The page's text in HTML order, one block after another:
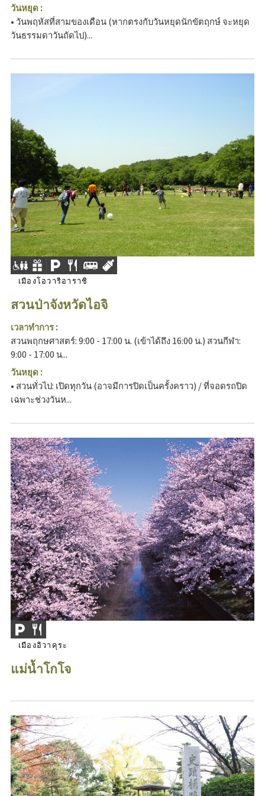
วันหยุด :
• วันพฤหัสที่สามของเดือน (หากตรงกับวันหยุดนักขัตฤกษ์ จะหยุด
วันธรรมดาวันถัดไป)...
เมืองโอวาริอาราชิ
สวนป่าจังหวัดไอจิ
เวลาทำการ :
สวนพฤกษศาสตร์: 9:00 - 17:00 น. (เข้าได้ถึง 16:00 น.) สวนกีฬา:
9:00 - 17:00 น...
วันหยุด :
• สวนทั่วไป: เปิดทุกวัน (อาจมีการปิดเป็นครั้งคราว) / ที่จอดรถปิด
เฉพาะช่วงวันห...
เมืองอิวาคุระ
แม่น้ำโกโจ